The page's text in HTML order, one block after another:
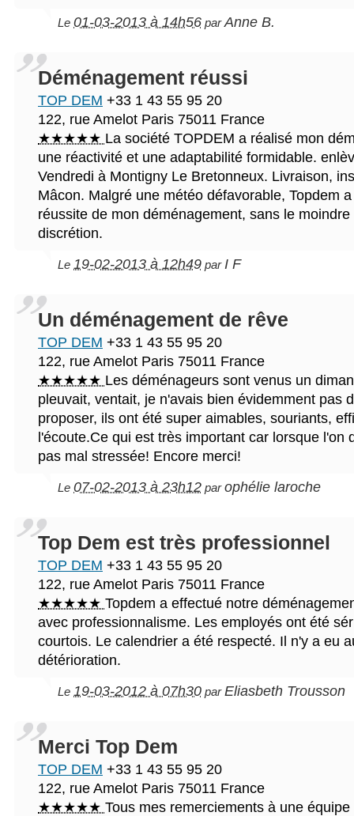
Le 01-03-2013 à 14h56 parAnne B.
Déménagement réussi
TOP DEM +33 1 43 55 95 20
122, rue Amelot Paris 75011 France
★★★★★ La société TOPDEM a réalisé mon
une réactivité et une adaptabilité formidable.
Vendredi à Montigny Le Bretonneux. Livraison,
Mâcon. Malgré une météo défavorable, Topdem
réussite de mon déménagement, sans le
discrétion.
Le 19-02-2013 à 12h49 parI F
Un déménagement de rêve
TOP DEM +33 1 43 55 95 20
122, rue Amelot Paris 75011 France
★★★★★ Les déménageurs sont venus un
pleuvait, ventait, je n'avais bien évidemment pas
proposer, ils ont été super aimables, souriants,
l'écoute.Ce qui est très important car lorsque l'on
pas mal stressée! Encore merci!
Le 07-02-2013 à 23h12 parophélie laroche
Top Dem est très professionnel
TOP DEM +33 1 43 55 95 20
122, rue Amelot Paris 75011 France
★★★★★ Topdem a effectué notre
avec professionnalisme. Les employés ont été
courtois. Le calendrier a été respecté. Il n'y a eu
détérioration.
Le 19-03-2012 à 07h30 parEliasbeth Trousson
Merci Top Dem
TOP DEM +33 1 43 55 95 20
122, rue Amelot Paris 75011 France
★★★★★ Tous mes remerciements à une